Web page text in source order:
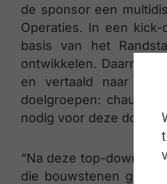
de sponsor een
Operaties. In een
basis van het
ontwikkelen. Daarna
en vertaald naar
doelgroepen:
nodig voor deze
“Na deze top-down
die bouwstenen